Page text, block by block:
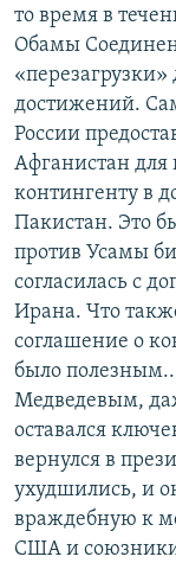
то время в
Обамы
достижений.
России
Афганистан для
контингенту в
Пакистан. Это
против Усамы
согласилась с
Ирана. Что
соглашение о
было
Медведевым,
оставался
вернулся в
ухудшились, и
враждебную к
США и союзники